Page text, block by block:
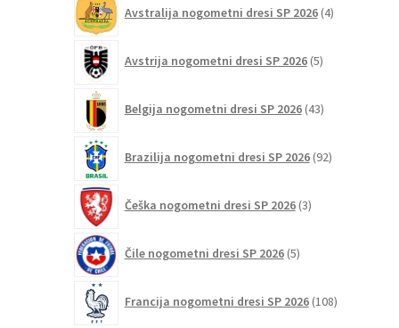
Avstralija nogometni dresi SP 2026 4izdelki
Avstrija nogometni dresi SP 2026 5izdelkov
Belgija nogometni dresi SP 2026 43izdelkov
Brazilija nogometni dresi SP 2026 92izdelkov
Češka nogometni dresi SP 2026 3izdelki
Čile nogometni dresi SP 2026 5izdelkov
Francija nogometni dresi SP 2026 108izdelkov